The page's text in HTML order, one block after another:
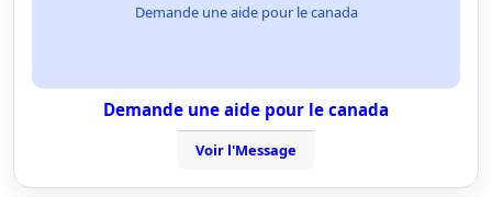
Demande une aide pour le canada
Demande une aide pour le canada
Voir l'Message